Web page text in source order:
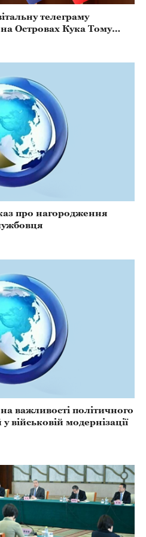
телеграму
Островах Кука Тому
про нагородження
важливості політичного
військовій модернізації